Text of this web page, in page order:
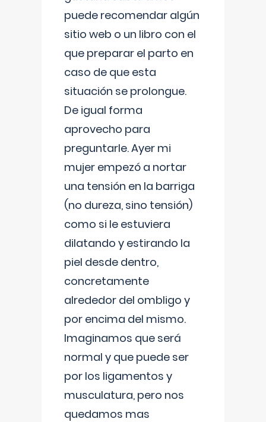
puede recomendar algún
sitio web o un libro con el
que preparar el parto en
caso de que esta
situación se prolongue.
De igual forma
aprovecho para
preguntarle. Ayer mi
mujer empezó a nortar
una tensión en la barriga
(no dureza, sino tensión)
como si le estuviera
dilatando y estirando la
piel desde dentro,
concretamente
alrededor del ombligo y
por encima del mismo.
Imaginamos que será
normal y que puede ser
por los ligamentos y
musculatura, pero nos
quedamos mas